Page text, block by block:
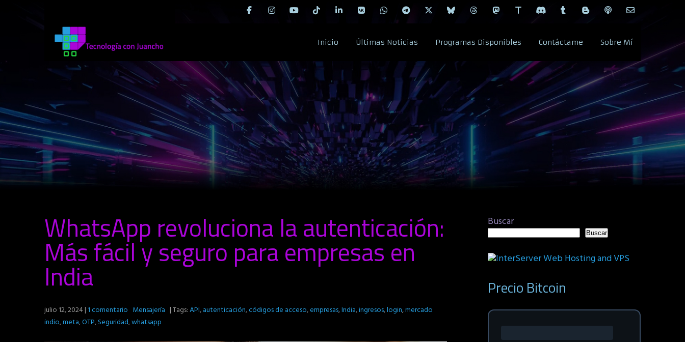
Inicio Últimas Noticias Programas Disponibles Contáctame Sobre Mí
WhatsApp revoluciona la autenticación:
Más fácil y seguro para empresas en
India
julio 12, 2024|1 comentario Mensajería | Tags:API,autenticación,códigos de acceso,empresas,India,ingresos,login,mercado
indio,meta,OTP,Seguridad,whatsapp
Buscar
Buscar
Precio Bitcoin